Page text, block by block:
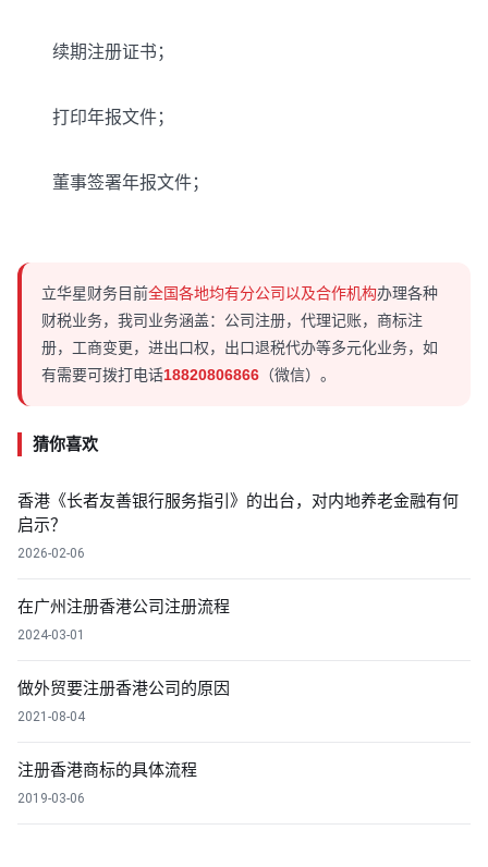
续期注册证书；
打印年报文件；
董事签署年报文件；
立华星财务目前全国各地均有分公司以及合作机构办理各种
财税业务，我司业务涵盖：公司注册，代理记账，商标注
册，工商变更，进出口权，出口退税代办等多元化业务，如
有需要可拨打电话18820806866 （微信）。
猜你喜欢
香港《长者友善银行服务指引》的出台，对内地养老金融有何
启示？
2026-02-06
在广州注册香港公司注册流程
2024-03-01
做外贸要注册香港公司的原因
2021-08-04
注册香港商标的具体流程
2019-03-06